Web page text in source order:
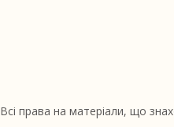
Всі права на матеріали, що